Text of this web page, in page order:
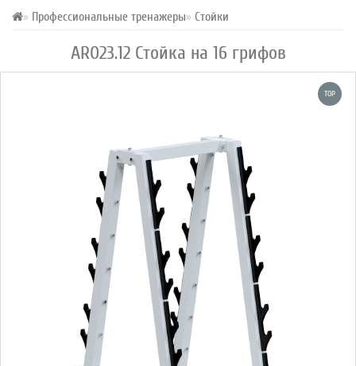
Профессиональные тренажеры Стойки
AR023.12 Стойка на 16 грифов
TOP